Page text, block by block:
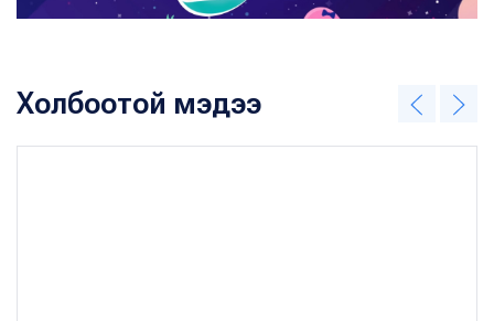
Холбоотой мэдээ